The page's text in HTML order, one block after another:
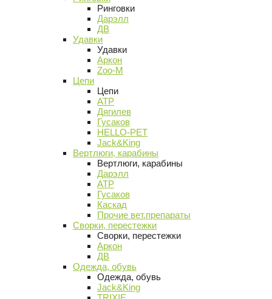
Ринговки
Дарэлл
ДВ
Удавки
Удавки
Аркон
Zoo-M
Цепи
Цепи
АТР
Дягилев
Гусаков
HELLO-PET
Jack&King
Вертлюги, карабины
Вертлюги, карабины
Дарэлл
АТР
Гусаков
Каскад
Прочие вет.препараты
Сворки, перестежки
Сворки, перестежки
Аркон
ДВ
Одежда, обувь
Одежда, обувь
Jack&King